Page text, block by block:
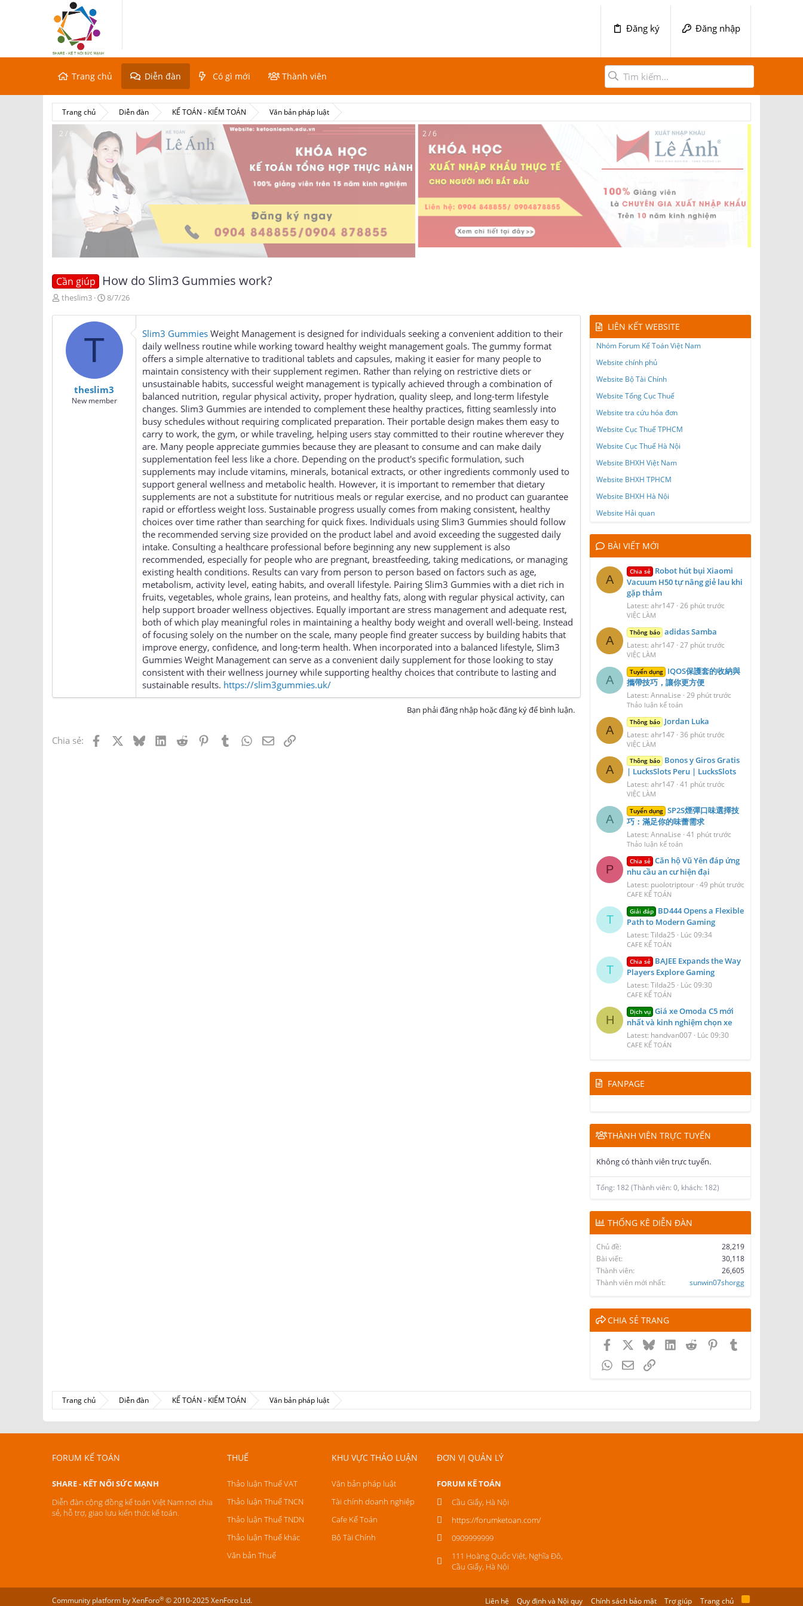
Đăng ký Đăng nhập
Trang chủ Diễn đàn Có gì mới Thành viên
Trang chủ Diễn đàn KẾ TOÁN - KIỂM TOÁN Văn bản pháp luật
2 / 6 2 / 6
Cần giúp How do Slim3 Gummies work?
T
r
theslim3
N
à
y
8/7/26
T
theslim3
New member
Slim3 Gummies Weight Management is designed for individuals seeking a convenient addition to their
daily wellness routine while working toward healthy weight management goals. The gummy format
offers a simple alternative to traditional tablets and capsules, making it easier for many people to
maintain consistency with their supplement regimen. Rather than relying on restrictive diets or
unsustainable habits, successful weight management is typically achieved through a combination of
balanced nutrition, regular physical activity, proper hydration, quality sleep, and long-term lifestyle
changes. Slim3 Gummies are intended to complement these healthy practices, fitting seamlessly into
busy schedules without requiring complicated preparation. Their portable design makes them easy to
carry to work, the gym, or while traveling, helping users stay committed to their routine wherever they
are. Many people appreciate gummies because they are pleasant to consume and can make daily
supplementation feel less like a chore. Depending on the product's specific formulation, such
supplements may include vitamins, minerals, botanical extracts, or other ingredients commonly used to
support general wellness and metabolic health. However, it is important to remember that dietary
supplements are not a substitute for nutritious meals or regular exercise, and no product can guarantee
rapid or effortless weight loss. Sustainable progress usually comes from making consistent, healthy
choices over time rather than searching for quick fixes. Individuals using Slim3 Gummies should follow
the recommended serving size provided on the product label and avoid exceeding the suggested daily
intake. Consulting a healthcare professional before beginning any new supplement is also
recommended, especially for people who are pregnant, breastfeeding, taking medications, or managing
existing health conditions. Results can vary from person to person based on factors such as age,
metabolism, activity level, eating habits, and overall lifestyle. Pairing Slim3 Gummies with a diet rich in
fruits, vegetables, whole grains, lean proteins, and healthy fats, along with regular physical activity, can
help support broader wellness objectives. Equally important are stress management and adequate rest,
both of which play meaningful roles in maintaining a healthy body weight and overall well-being. Instead
of focusing solely on the number on the scale, many people find greater success by building habits that
improve energy, confidence, and long-term health. When incorporated into a balanced lifestyle, Slim3
Gummies Weight Management can serve as a convenient daily supplement for those looking to stay
consistent with their wellness journey while supporting healthy choices that contribute to lasting and
sustainable results. https://slim3gummies.uk/
Bạn phải đăng nhập hoặc đăng ký để bình luận.
Chia sẻ: Facebook BlueskyLinkedIn
Reddit PinterestTumblrWhatsApp
EmailLink
LIÊN KẾT WEBSITE
Nhóm Forum Kế Toán Việt Nam
Website chính phủ
Website Bộ Tài Chính
Website Tổng Cục Thuế
Website tra cứu hóa đơn
Website Cục Thuế TPHCM
Website Cục Thuế Hà Nội
Website BHXH Việt Nam
Website BHXH TPHCM
Website BHXH Hà Nội
Website Hải quan
BÀI VIẾT MỚI
A
Chia sẻ Robot hút bụi Xiaomi
Vacuum H50 tự nâng giẻ lau khi
gặp thảm
Latest: ahr147 26 phút trước
VIỆC LÀM
A
Thông báo adidas Samba
Latest: ahr147 27 phút trước
VIỆC LÀM
A
Tuyển dụng IQOS保護套的收納與
攜帶技巧，讓你更方便
Latest: AnnaLise 29 phút trước
Thảo luận kế toán
A
Thông báo Jordan Luka
Latest: ahr147 36 phút trước
VIỆC LÀM
A
Thông báo Bonos y Giros Gratis
| LucksSlots Peru | LucksSlots
Latest: ahr147 41 phút trước
VIỆC LÀM
A
Tuyển dụng SP2S煙彈口味選擇技
巧：滿足你的味蕾需求
Latest: AnnaLise 41 phút trước
Thảo luận kế toán
P
Chia sẻ Căn hộ Vũ Yên đáp ứng
nhu cầu an cư hiện đại
Latest: puolotriptour 49 phút trước
CAFE KẾ TOÁN
T
Giải đáp BD444 Opens a Flexible
Path to Modern Gaming
Latest: Tilda25 Lúc 09:34
CAFE KẾ TOÁN
T
Chia sẻ BAJEE Expands the Way
Players Explore Gaming
Latest: Tilda25 Lúc 09:30
CAFE KẾ TOÁN
H
Dịch vụ Giá xe Omoda C5 mới
nhất và kinh nghiệm chọn xe
Latest: handvan007 Lúc 09:30
CAFE KẾ TOÁN
FANPAGE
THÀNH VIÊN TRỰC TUYẾN
Không có thành viên trực tuyến.
Tổng: 182 (Thành viên: 0, khách: 182)
THỐNG KÊ DIỄN ĐÀN
Chủ đề
28,219
Bài viết
30,118
Thành viên
26,605
Thành viên mới nhất
sunwin07shorgg
CHIA SẺ TRANG
Facebook BlueskyLinkedInReddit Pinterest
WhatsApp
EmailLink
Trang chủ Diễn đàn KẾ TOÁN - KIỂM TOÁN Văn bản pháp luật
FORUM KẾ TOÁN
SHARE - KẾT NỐI SỨC MẠNH
Diễn đàn cộng đồng kế toán Việt Nam nơi chia
sẻ, hỗ trợ, giao lưu kiến thức kế toán.
THUẾ
Thảo luận Thuế VAT
Thảo luận Thuế TNCN
Thảo luận Thuế TNDN
Thảo luận Thuế khác
Văn bản Thuế
KHU VỰC THẢO LUẬN
Văn bản pháp luật
Tài chính doanh nghiệp
Cafe Kế Toán
Bộ Tài Chính
ĐƠN VỊ QUẢN LÝ
FORUM KẾ TOÁN
Cầu Giấy, Hà Nội
https://forumketoan.com/
0909999999
111 Hoàng Quốc Việt, Nghĩa Đô,
Cầu Giấy, Hà Nội
Community platform by XenForo® © 2010-2025 XenForo Ltd. Liên hệ Quy định và Nội quy Chính sách bảo mật Trợ giúp Trang chủ